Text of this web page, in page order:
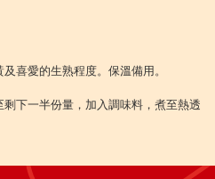
喜愛的生熟程度。保溫備用。
下一半份量，加入調味料，煮至熱透